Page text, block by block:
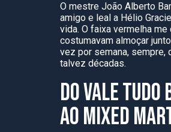
O mestre João Alberto
amigo e leal a Hélio
vida. O faixa vermelha
costumavam almoçar
vez por semana, sempre,
talvez décadas.
DO VALE TUDO
AO MIXED